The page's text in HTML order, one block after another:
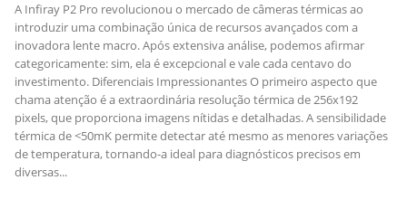
A Infiray P2 Pro revolucionou o mercado de câmeras térmicas ao
introduzir uma combinação única de recursos avançados com a
inovadora lente macro. Após extensiva análise, podemos afirmar
categoricamente: sim, ela é excepcional e vale cada centavo do
investimento. Diferenciais Impressionantes O primeiro aspecto que
chama atenção é a extraordinária resolução térmica de 256x192
pixels, que proporciona imagens nítidas e detalhadas. A sensibilidade
térmica de <50mK permite detectar até mesmo as menores variações
de temperatura, tornando-a ideal para diagnósticos precisos em
diversas...